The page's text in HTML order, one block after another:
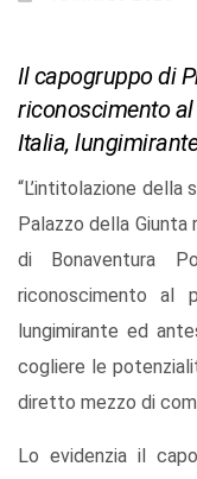
Il capogruppo di
riconoscimento
Italia,
“L’intitolazione della
Palazzo della
di Bonaventura
riconoscimento al
lungimirante ed
cogliere le
diretto mezzo di
Lo evidenzia il